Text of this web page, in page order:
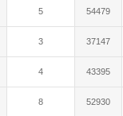
5 54479
3 37147
4 43395
8 52930